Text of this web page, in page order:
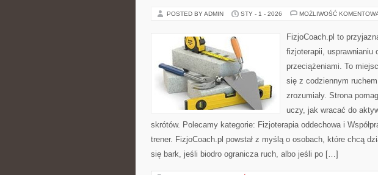
POSTED BY ADMIN STY - 1 - 2026 MOŻLIWOŚĆ
FizjoCoach.pl to
fizjoterapii, usprawnianiu
przeciążeniami. To
się z codziennym
zrozumiały. Strona
uczy, jak wracać do
skrótów. Polecamy kategorie: Fizjoterapia oddechowa i
trener. FizjoCoach.pl powstał z myślą o osobach, które chcą
się bark, jeśli biodro ogranicza ruch, albo jeśli po […]